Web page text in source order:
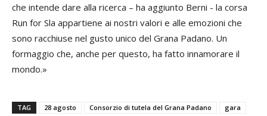
che intende dare alla ricerca – ha aggiunto Berni - la corsa
Run for Sla appartiene ai nostri valori e alle emozioni che
sono racchiuse nel gusto unico del Grana Padano. Un
formaggio che, anche per questo, ha fatto innamorare il
mondo.»
TAG 28 agosto Consorzio di tutela del Grana Padano
gara